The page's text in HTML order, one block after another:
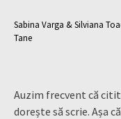
Sabina Varga & Silviana
Tane
Auzim frecvent că
dorește să scrie. Așa